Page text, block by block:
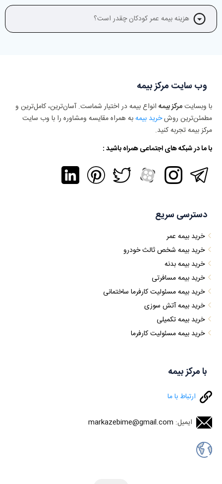
هزینه بیمه عمر کودکان چقدر است؟
وب سایت مرکز بیمه
با وبسایتمرکز بیمه انواع بیمه در اختیار شماست. آسان‌ترین، کامل‌ترین و
مطمئن‌ترین روشخرید بیمهبه همراه مقایسه ومشاوره را با وب سایت
مرکز بیمه تجربه کنید.
با ما در شبکه های اجتماعی همراه باشید :
دسترسی سریع
خرید بیمه عمر
خرید بیمه شخص ثالث خودرو
خرید بیمه بدنه
خرید بیمه مسافرتی
خرید بیمه مسئولیت کارفرما ساختمانی
خرید بیمه آتش سوزی
خرید بیمه تکمیلی
خرید بیمه مسئولیت کارفرما
با مرکز بیمه
ارتباط با ما
ایمیل: markazebime@gmail.com